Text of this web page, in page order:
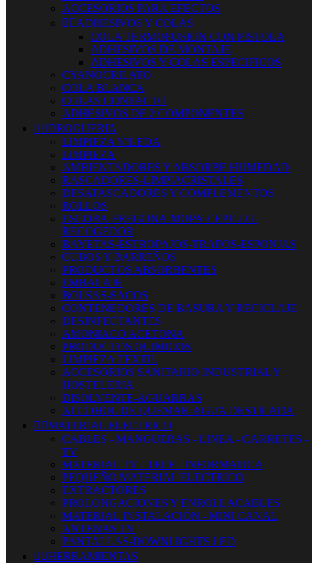
ACCESORIOS PARA EFECTOS
 ADHESIVOS Y COLAS
COLA TERMOFUSION CON PISTOLA
ADHESIVOS DE MONTAJE
ADHESIVOS Y COLAS ESPECIFICOS
CYANOCRILATO
COLA BLANCA
COLAS CONTACTO
ADHESIVOS DE 2 COMPONENTES
 DROGUERIA
LIMPIEZA VILEDA
LIMPIEZA
AMBIENTADORES Y ABSORBE HUMEDAD
RASCADORES-LIMPIACRISTALES
DESATASCADORES Y COMPLEMENTOS
ROLLOS
ESCOBA-FREGONA-MOPA-CEPILLO-
RECOGEDOR
BAYETAS-ESTROPAJOS-TRAPOS-ESPONJAS
CUBOS Y BARREÑOS
PRODUCTOS ABSORBENTES
EMBALAJE
BOLSAS-SACOS
CONTENEDORES DE BASURA Y RECICLAJE
DESINFECTANTES
AMONIACO ACETONA
PRODUCTOS QUIMICOS
LIMPIEZA TEXTIL
ACCESORIOS SANITARIO INDUSTRIAL Y
HOSTELERIA
DISOLVENTE-AGUARRAS
ALCOHOL DE QUEMAR-AGUA DESTILADA
 MATERIAL ELECTRICO
CABLES - MANGUERAS - LINEA - CARRETES -
TV
MATERIAL TV - TELF - INFORMATICA
PEQUEÑO MATERIAL ELECTRICO
EXTRACTORES
PROLONGACIONES Y ENROLLACABLES
MATERIAL INSTALACIÓN - MINI CANAL
ANTENAS TV
PANTALLAS-DOWNLIGHTS LED
 HERRAMIENTAS